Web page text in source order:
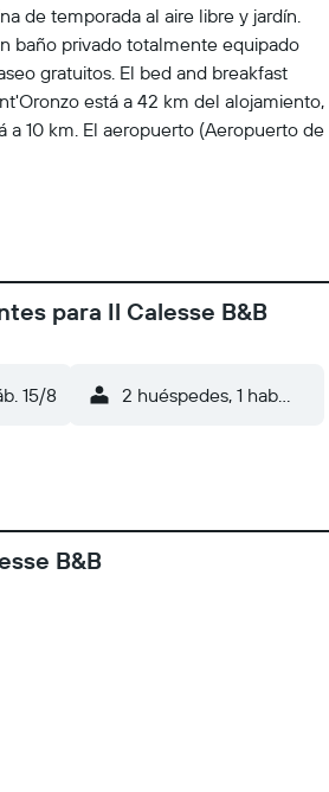
de temporada al aire libre y jardín.
baño privado totalmente equipado
gratuitos. El bed and breakfast
está a 42 km del alojamiento,
a 10 km. El aeropuerto (Aeropuerto de
para Il Calesse B&B
15/8 2 huéspedes, 1
B&B